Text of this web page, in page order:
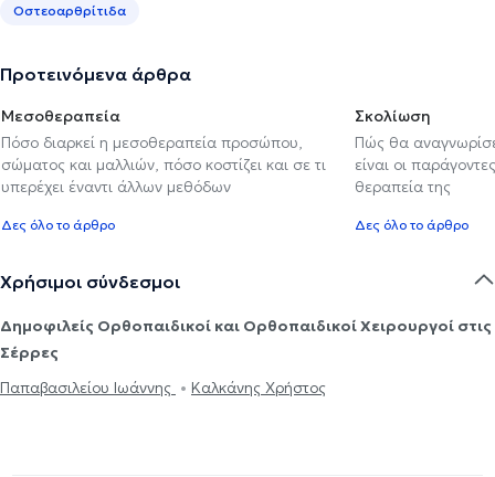
Οστεοαρθρίτιδα
Προτεινόμενα άρθρα
Μεσοθεραπεία
Πόσο διαρκεί η μεσοθεραπεία προσώπου,
σώματος και μαλλιών, πόσο κοστίζει και σε τι
υπερέχει έναντι άλλων μεθόδων
Δες όλο το άρθρο
Σκολίωση
Πώς θα
είναι οι
θεραπεία της
Δες όλο το άρθρο
Χρήσιμοι σύνδεσμοι
Δημοφιλείς Ορθοπαιδικοί και Ορθοπαιδικοί Χειρουργοί στις
Σέρρες
Παπαβασιλείου Ιωάννης
Καλκάνης Χρήστος